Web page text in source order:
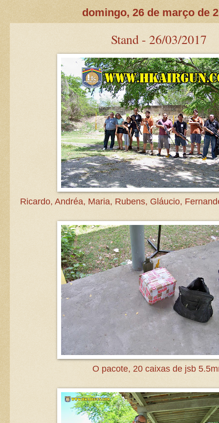
domingo, 26 de março de
Stand - 26/03/2017
Ricardo, Andréa, Maria, Rubens, Gláucio,
O pacote, 20 caixas de jsb